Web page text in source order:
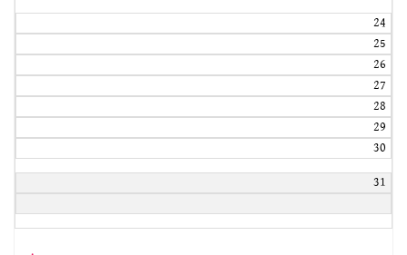
24
25
26
27
28
29
30
31